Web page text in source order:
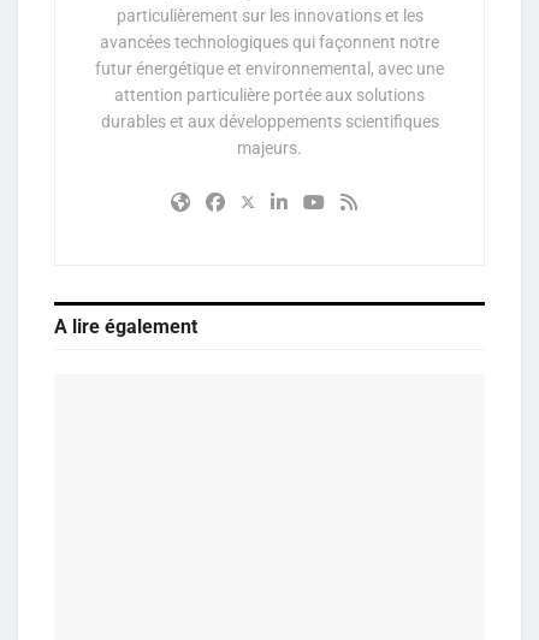
particulièrement sur les innovations et les
avancées technologiques qui façonnent notre
futur énergétique et environnemental, avec une
attention particulière portée aux solutions
durables et aux développements scientifiques
majeurs.
A lire également